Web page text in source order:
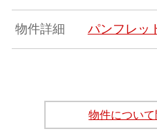
物件詳細 パンフレッ
物件につい